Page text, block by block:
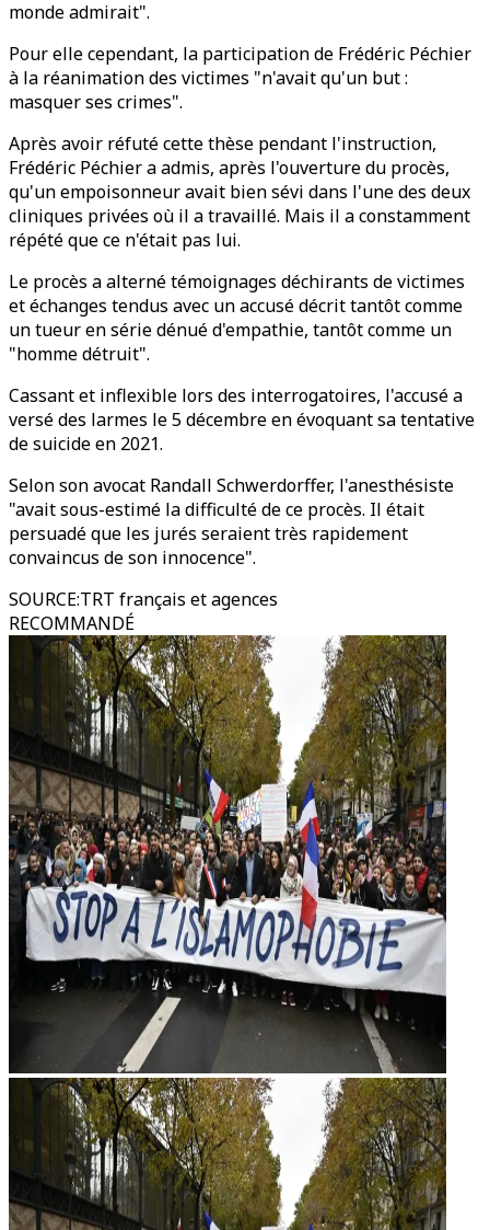
monde admirait".
Pour elle cependant, la participation de Frédéric Péchier
à la réanimation des victimes "n'avait qu'un but :
masquer ses crimes".
Après avoir réfuté cette thèse pendant l'instruction,
Frédéric Péchier a admis, après l'ouverture du procès,
qu'un empoisonneur avait bien sévi dans l'une des deux
cliniques privées où il a travaillé. Mais il a constamment
répété que ce n'était pas lui.
Le procès a alterné témoignages déchirants de victimes
et échanges tendus avec un accusé décrit tantôt comme
un tueur en série dénué d'empathie, tantôt comme un
"homme détruit".
Cassant et inflexible lors des interrogatoires, l'accusé a
versé des larmes le 5 décembre en évoquant sa tentative
de suicide en 2021.
Selon son avocat Randall Schwerdorffer, l'anesthésiste
"avait sous-estimé la difficulté de ce procès. Il était
persuadé que les jurés seraient très rapidement
convaincus de son innocence".
SOURCE:TRT français et agences
RECOMMANDÉ